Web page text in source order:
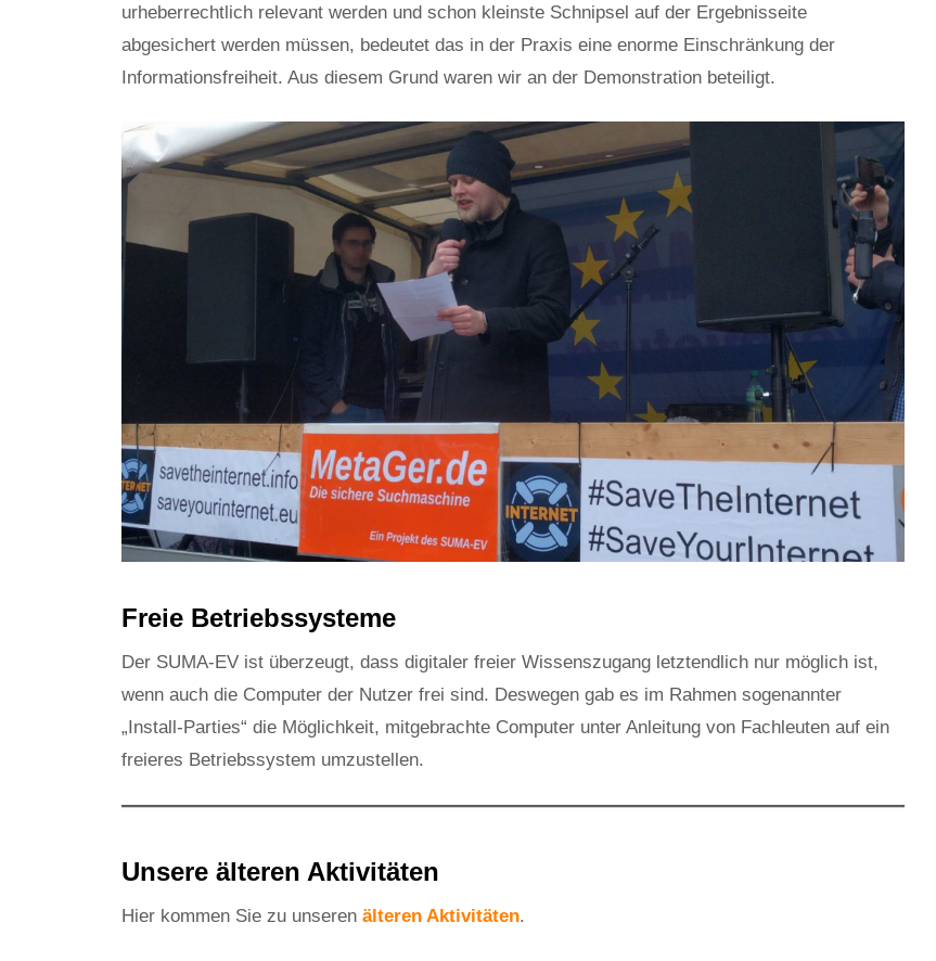
urheberrechtlich relevant werden und schon kleinste Schnipsel auf der Ergebnisseite
abgesichert werden müssen, bedeutet das in der Praxis eine enorme Einschränkung der
Informationsfreiheit. Aus diesem Grund waren wir an der Demonstration beteiligt.
Freie Betriebssysteme
Der SUMA-EV ist überzeugt, dass digitaler freier Wissenszugang letztendlich nur möglich ist,
wenn auch die Computer der Nutzer frei sind. Deswegen gab es im Rahmen sogenannter
„Install-Parties“ die Möglichkeit, mitgebrachte Computer unter Anleitung von Fachleuten auf ein
freieres Betriebssystem umzustellen.
Unsere älteren Aktivitäten
Hier kommen Sie zu unseren älteren Aktivitäten.